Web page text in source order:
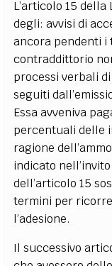
L’articolo 15
degli: avvisi di
ancora pendenti i
contraddittorio
processi verbali
seguiti
Essa avveniva
percentuali delle
ragione
indicato
dell’articolo 15
termini per
l’adesione.
Il successivo